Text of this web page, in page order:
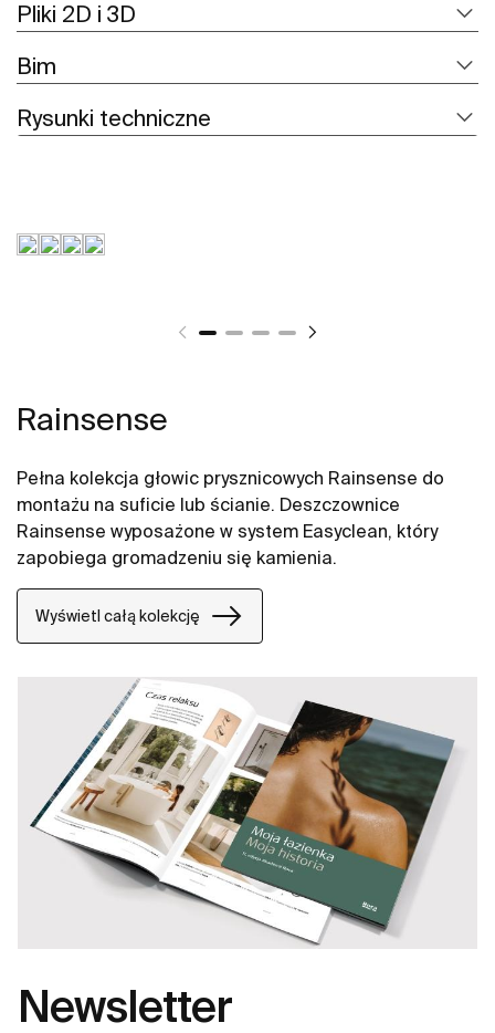
Pliki 2D i 3D
Bim
Rysunki techniczne
Rainsense
Pełna kolekcja głowic prysznicowych Rainsense do
montażu na suficie lub ścianie. Deszczownice
Rainsense wyposażone w system Easyclean, który
zapobiega gromadzeniu się kamienia.
Wyświetl całą kolekcję
Newsletter